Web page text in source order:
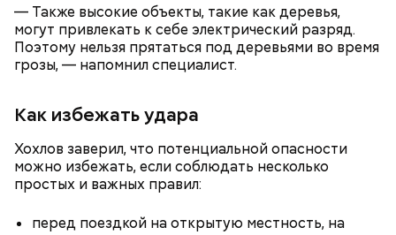
— Также высокие объекты, такие как деревья,
могут привлекать к себе электрический разряд.
Поэтому нельзя прятаться под деревьями во время
грозы, — напомнил специалист.
Как избежать удара
Хохлов заверил, что потенциальной опасности
можно избежать, если соблюдать несколько
простых и важных правил:
перед поездкой на открытую местность, на
Что понадобится:
По словам шеф-повара, такая выпечка будет
источать приятный цитрусово-пряный аромат, а
тесто получится вкусным и очень воздушным.